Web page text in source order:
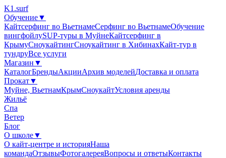
K1 .surf
Обучение▼
Кайтсерфинг во ВьетнамеСерфинг во ВьетнамеОбучение
вингфойлуSUP-туры в МуйнеКайтсерфинг в
КрымуСноукайтингСноукайтинг в ХибинахКайт-тур в
тундруВсе услуги
Магазин ▼
КаталогБрендыАкцииАрхив моделейДоставка и оплата
Прокат▼
Муйне, ВьетнамКрымСноукайтУсловия аренды
Жильё
Спа
Ветер
Блог
О школе▼
О кайт-центре и историяНаша
командаОтзывыФотогалереяВопросы и ответыКонтакты